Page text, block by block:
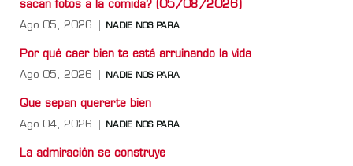
sacan fotos a la comida? (05/08/2026)
Ago 05, 2026 NADIE NOS PARA
Por qué caer bien te está arruinando la vida
Ago 05, 2026 NADIE NOS PARA
Que sepan quererte bien
Ago 04, 2026 NADIE NOS PARA
La admiración se construye